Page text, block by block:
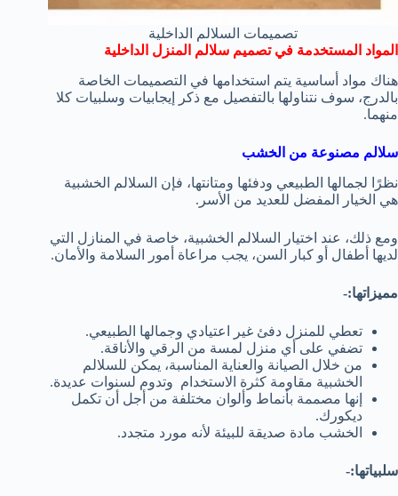
تصميمات السلالم الداخلية
المواد المستخدمة في تصميم سلالم المنزل الداخلية
هناك مواد أساسية يتم استخدامها في التصميمات الخاصة
بالدرج، سوف نتناولها بالتفصيل مع ذكر إيجابيات وسلبيات كلا
منهما.
سلالم مصنوعة من الخشب
نظرًا لجمالها الطبيعي ودفئها ومتانتها، فإن السلالم الخشبية
هي الخيار المفضل للعديد من الأسر.
ومع ذلك، عند اختيار السلالم الخشبية، خاصة في المنازل التي
لديها أطفال أو كبار السن، يجب مراعاة أمور السلامة والأمان.
مميزاتها:-
تعطي للمنزل دفئ غير اعتيادي وجمالها الطبيعي.
تضفي على أي منزل لمسة من الرقي والأناقة.
من خلال الصيانة والعناية المناسبة، يمكن للسلالم
الخشبية مقاومة كثرة الاستخدام وتدوم لسنوات عديدة.
إنها مصممة بأنماط وألوان مختلفة من أجل أن تكمل
ديكورك.
الخشب مادة صديقة للبيئة لأنه مورد متجدد.
سلبياتها:-